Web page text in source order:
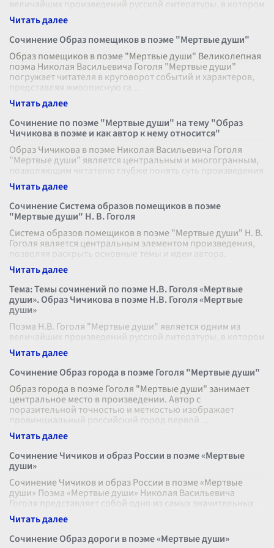
величайших произведений русской литературы, в котором
автор мастерски рису
Сочинение Образ помещиков в поэме "Мертвые души"
Образ помещиков в поэме "Мертвые души" Великолепная
поэма Николая Васильевича Гоголя "Мертвые души"
погружает читателя в круговорот событий и характеров,
представляя живописную га
Сочинение по поэме "Мертвые души" на тему "Образ
Чичикова в поэме и как автор к нему относится"
Образ Чичикова в поэме Николая Васильевича Гоголя
"Мертвые души" является центральным и многогранным,
позволяющим читателю глубже понять суть произведения
и авторское отношение к г
Сочинение Система образов помещиков в поэме
"Мертвые души" Н. В. Гоголя
Система образов помещиков в поэме "Мертвые души" Н. В.
Гоголя является центральным элементом произведения,
позволяя раскрыть основные темы и идеи автора.
Николай Васильевич Гоголь
Тема: Темы сочинений по поэме Н.В. Гоголя «Мертвые
души». Образ Чичикова в поэме Н.В. Гоголя «Мертвые
души»
Поэма Н.В. Гоголя "Мертвые души" является одним из
величайших произведений русской литературы, в котором
автор в мастерской форме сочетает элементы сатиры,
лирики, философской проз
Сочинение Образ города в поэме Гоголя "Мертвые души"
Образ города в поэме Гоголя "Мертвые души" занимает
центральное место в произведении. Автор с
поразительной точностью и меткостью изображает
провинциальный российский город первой
Сочинение Чичиков и образ России в поэме «Мертвые
души»
Сочинение Чичиков и образ России в поэме «Мертвые
души» Поэма «Мертвые души» Николая Васильевича
Гоголя представляет собой одно из самых значительных
произведений русской литерату
Сочинение Образ дороги в поэме «Мертвые души»